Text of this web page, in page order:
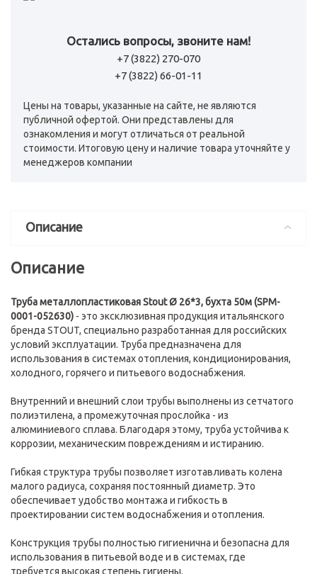
Остались вопросы, звоните нам!
+7 (3822) 270-070
+7 (3822) 66-01-11
Цены на товары, указанные на сайте, не являются
публичной офертой. Они представлены для
ознакомления и могут отличаться от реальной
стоимости. Итоговую цену и наличие товара уточняйте у
менеджеров компании
Описание
Описание
Труба металлопластиковая Stout Ø 26*3, бухта 50м (SPM-
0001-052630) - это эксклюзивная продукция итальянского
бренда STOUT, специально разработанная для российских
условий эксплуатации. Труба предназначена для
использования в системах отопления, кондиционирования,
холодного, горячего и питьевого водоснабжения.
Внутренний и внешний слои трубы выполнены из сетчатого
полиэтилена, а промежуточная прослойка - из
алюминиевого сплава. Благодаря этому, труба устойчива к
коррозии, механическим повреждениям и истиранию.
Гибкая структура трубы позволяет изготавливать колена
малого радиуса, сохраняя постоянный диаметр. Это
обеспечивает удобство монтажа и гибкость в
проектировании систем водоснабжения и отопления.
Конструкция трубы полностью гигиенична и безопасна для
использования в питьевой воде и в системах, где
требуется высокая степень гигиены.